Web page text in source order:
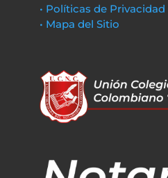
• Políticas de Privacidad
• Mapa del Sitio